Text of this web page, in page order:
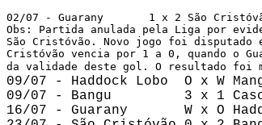
02/07 - Guarany       1 x 2 São
Obs: Partida anulada pela Liga por
São Cristóvão. Novo jogo foi disputado
Cristóvão vencia por 1 a 0, quando o
da validade deste gol. O resultado foi
09/07 - Haddock Lobo  O x W
09/07 - Bangu         3 x 1
16/07 - Guarany       W x O